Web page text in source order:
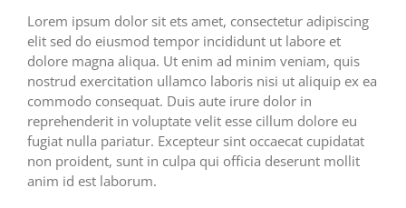
Lorem ipsum dolor sit ets amet, consectetur adipiscing
elit sed do eiusmod tempor incididunt ut labore et
dolore magna aliqua. Ut enim ad minim veniam, quis
nostrud exercitation ullamco laboris nisi ut aliquip ex ea
commodo consequat. Duis aute irure dolor in
reprehenderit in voluptate velit esse cillum dolore eu
fugiat nulla pariatur. Excepteur sint occaecat cupidatat
non proident, sunt in culpa qui officia deserunt mollit
anim id est laborum.